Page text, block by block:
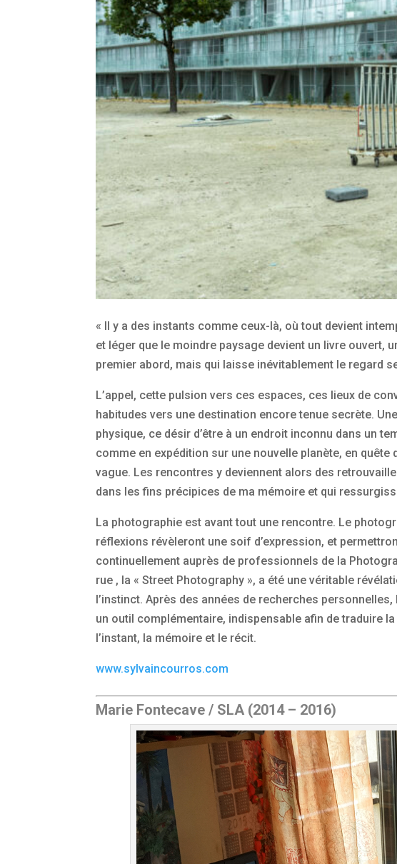
« Il y a des instants comme ceux-là, où tout devient
et léger que le moindre paysage devient un livre ouvert,
premier abord, mais qui laisse inévitablement le regard
L’appel, cette pulsion vers ces espaces, ces lieux de
habitudes vers une destination encore tenue secrète.
physique, ce désir d’être à un endroit inconnu dans un
comme en expédition sur une nouvelle planète, en
vague. Les rencontres y deviennent alors des
dans les fins précipices de ma mémoire et qui
La photographie est avant tout une rencontre. Le
réflexions révèleront une soif d’expression, et
continuellement auprès de professionnels de la
rue , la « Street Photography », a été une véritable
l’instinct. Après des années de recherches
un outil complémentaire, indispensable afin de traduire
l’instant, la mémoire et le récit.
www.sylvaincourros.com
Marie Fontecave / SLA (2014 – 2016)